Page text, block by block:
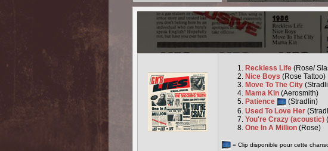
Reckless Life (Rose/
Nice Boys (Rose Tattoo)
Move To The City
Mama Kin (Aerosmith)
Patience
(Stradlin)
Used To Love Her
You're Crazy (acoustic)
One In A Million (Rose)
= Clip disponible pour cette